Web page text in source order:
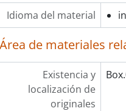
Idioma del material
Área de materiales
Existencia y
localización de
originales